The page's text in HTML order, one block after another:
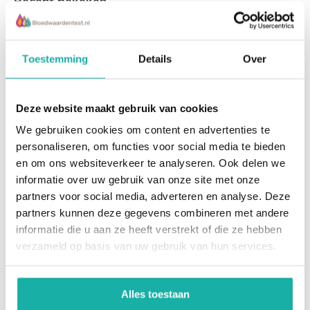
Toestemming Details Over
Deze website maakt gebruik van cookies
We gebruiken cookies om content en advertenties te
personaliseren, om functies voor social media te bieden
en om ons websiteverkeer te analyseren. Ook delen we
informatie over uw gebruik van onze site met onze
partners voor social media, adverteren en analyse. Deze
partners kunnen deze gegevens combineren met andere
informatie die u aan ze heeft verstrekt of die ze hebben
verzameld op basis van uw gebruik van hun services.
Alles toestaan
Dit is het bilirubine dat nog niet is geconjugeerd en nog
niet in de gal is opgenomen.
verhoogd omdat de lever het bilirubine minder efficiënt
kan omzetten in de geconjugeerde vorm vanwege een
genetische mutatie.
Mensen met de ziekte van Gilbert hebben een
verminderde activiteit van het UGT1A1-enzym, dat
betrokken is bij de omzetting van bilirubine in de lever.
Dit leidt tot een ophoping van ongeconjugeerd (indirect)
bilirubine in het bloed, wat kan leiden tot periodieke
geelzucht en een verhoogd totaal bilirubine.
De ziekte van Gilbert is over het algemeen een
onschuldige aandoening en de verhoogde
pakket bilirubine
syndroom van
Gilbert
Mensen met de ziekte van
Gilbert hebben een
verminderde activiteit van
een speciaal enzym...